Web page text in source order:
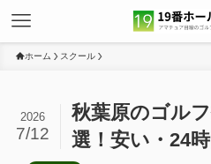
ホーム スクール
秋葉原のゴル
選！安い・24
2026
7/12